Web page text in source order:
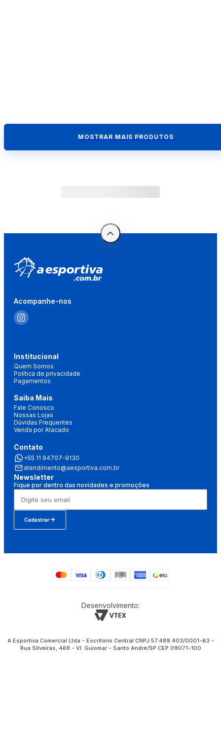
MOSTRAR MAIS PRODUTOS
Acompanhe-nos
Institucional
Quem Somos
Política de privacidade
Pagamentos
Saiba Mais
Fale Conosco
Nossas Lojas
Dúvidas Frequentes
Venda por Atacado
Contato
+55 11 94707-9130
atendimento@aesportiva.com.br
Newsletter
Fique por dentro das novidades e promoções
Cadastrar
Desenvolvimento:
A Esportiva Comercial Ltda - Escritório Central CNPJ 57.489.403/0001-63 -
Rua Silveiras, 468 - Vl. Guiomar - Santo André/SP CEP 09071-100